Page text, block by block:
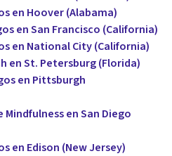
en Hoover (Alabama)
en San Francisco (California)
en National City (California)
en St. Petersburg (Florida)
en Pittsburgh
Mindfulness en San Diego
en Edison (New Jersey)